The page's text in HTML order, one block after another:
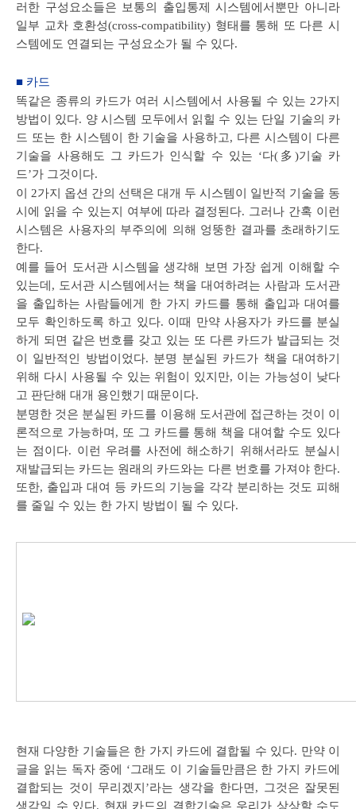
러한 구성요소들은 보통의 출입통제 시스템에서뿐만 아니라
일부 교차 호환성(cross-compatibility) 형태를 통해 또 다른 시
스템에도 연결되는 구성요소가 될 수 있다.
■ 카드
똑같은 종류의 카드가 여러 시스템에서 사용될 수 있는 2가지
방법이 있다. 양 시스템 모두에서 읽힐 수 있는 단일 기술의 카
드 또는 한 시스템이 한 기술을 사용하고, 다른 시스템이 다른
기술을 사용해도 그 카드가 인식할 수 있는 ‘다(多)기술 카
드’가 그것이다.
이 2가지 옵션 간의 선택은 대개 두 시스템이 일반적 기술을 동
시에 읽을 수 있는지 여부에 따라 결정된다. 그러나 간혹 이런
시스템은 사용자의 부주의에 의해 엉뚱한 결과를 초래하기도
한다.
예를 들어 도서관 시스템을 생각해 보면 가장 쉽게 이해할 수
있는데, 도서관 시스템에서는 책을 대여하려는 사람과 도서관
을 출입하는 사람들에게 한 가지 카드를 통해 출입과 대여를
모두 확인하도록 하고 있다. 이때 만약 사용자가 카드를 분실
하게 되면 같은 번호를 갖고 있는 또 다른 카드가 발급되는 것
이 일반적인 방법이었다. 분명 분실된 카드가 책을 대여하기
위해 다시 사용될 수 있는 위험이 있지만, 이는 가능성이 낮다
고 판단해 대개 용인했기 때문이다.
분명한 것은 분실된 카드를 이용해 도서관에 접근하는 것이 이
론적으로 가능하며, 또 그 카드를 통해 책을 대여할 수도 있다
는 점이다. 이런 우려를 사전에 해소하기 위해서라도 분실시
재발급되는 카드는 원래의 카드와는 다른 번호를 가져야 한다.
또한, 출입과 대여 등 카드의 기능을 각각 분리하는 것도 피해
를 줄일 수 있는 한 가지 방법이 될 수 있다.
현재 다양한 기술들은 한 가지 카드에 결합될 수 있다. 만약 이
글을 읽는 독자 중에 ‘그래도 이 기술들만큼은 한 가지 카드에
결합되는 것이 무리겠지’라는 생각을 한다면, 그것은 잘못된
생각일 수 있다. 현재 카드의 결합기술은 우리가 상상할 수도